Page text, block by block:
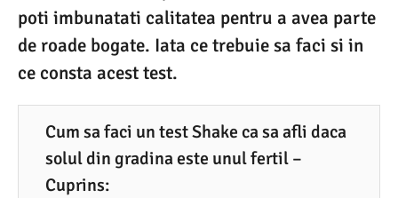
1
1
7
.
2
0
2
poti imbunatati calitatea pentru a avea parte
de roade bogate. Iata ce trebuie sa faci si in
ce consta acest test.
Cum sa faci un test Shake ca sa afli daca
solul din gradina este unul fertil –
Cuprins: